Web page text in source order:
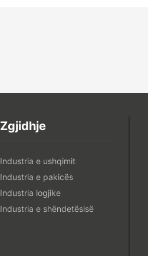
Zgjidhje
Industria e ushqimit
Industria e pakicës
Industria logjike
Industria e shëndetësisë